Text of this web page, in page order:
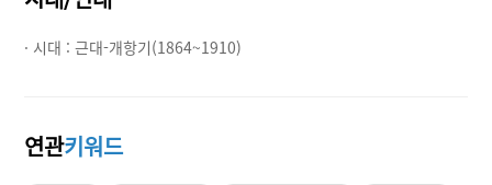
· 시대 :근대-개항기(1864~1910)
연관키워드